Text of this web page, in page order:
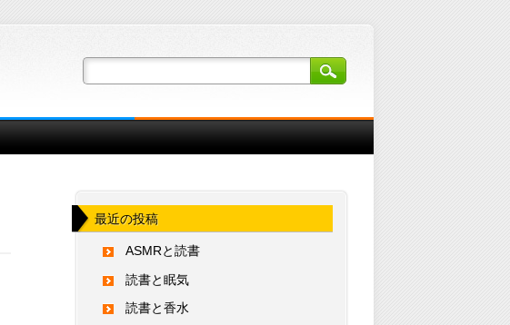
最近の投稿
ASMRと読書
読書と眠気
読書と香水